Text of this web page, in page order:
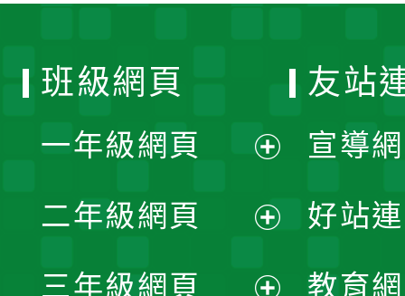
班級網頁
一年級網頁
開
二年級網頁
三年級網頁
友站
宣導
好站
教育